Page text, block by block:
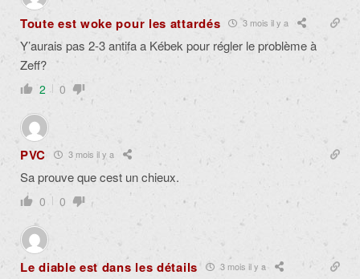
Toute est woke pour les attardés 3 mois il y a
Y’aurais pas 2-3 antifa a Kébek pour régler le problème à
Zeff?
2 0
PVC 3 mois il y a
Sa prouve que cest un chieux.
0 0
Le diable est dans les détails 3 mois il y a